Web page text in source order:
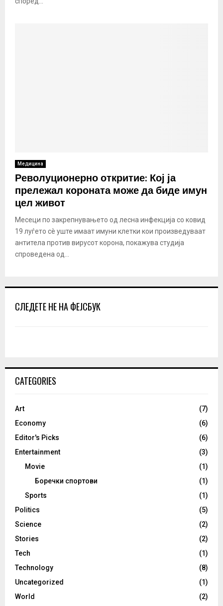
Медицина
Револуционерно откритие: Кој ја
прележал короната може да биде имун
цел живот
Месеци по закрепнувањето од лесна инфекција со ковид
19 луѓето сè уште имаат имуни клетки кои произведуваат
антитела против вирусот корона, покажува студија
спроведена од...
СЛЕДЕТЕ НЕ НА ФЕЈСБУК
CATEGORIES
Art
(7)
Economy
(6)
Editor's Picks
(6)
Entertainment
(3)
Movie
(1)
Боречки спортови
(1)
Sports
(1)
Politics
(5)
Science
(2)
Stories
(2)
Tech
(1)
Technology
(8)
Uncategorized
(1)
World
(2)